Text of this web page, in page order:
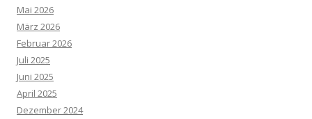
Mai 2026
März 2026
Februar 2026
Juli 2025
Juni 2025
April 2025
Dezember 2024